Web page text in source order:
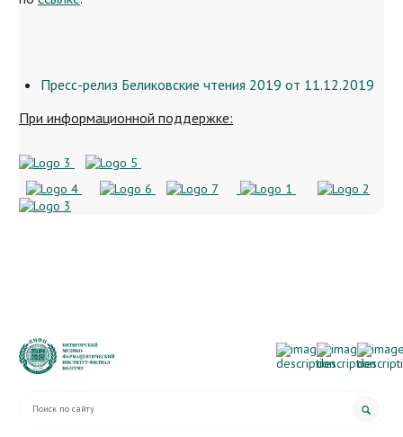
Пресс-релиз Беликовские чтения 2019 от 11.12.2019
При информационной поддержке: